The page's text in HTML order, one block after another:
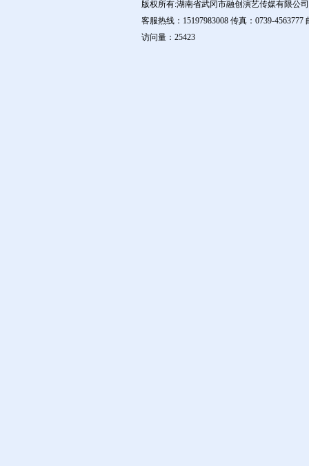
版权所有:湖南省武冈市融创演艺传媒有限公
客服热线：15197983008 传真：0739-4563777
访问量：25423